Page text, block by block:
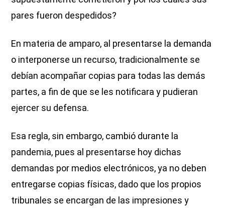
pares fueron despedidos?
En materia de amparo, al presentarse la demanda
o interponerse un recurso, tradicionalmente se
debían acompañar copias para todas las demás
partes, a fin de que se les notificara y pudieran
ejercer su defensa.
Esa regla, sin embargo, cambió durante la
pandemia, pues al presentarse hoy dichas
demandas por medios electrónicos, ya no deben
entregarse copias físicas, dado que los propios
tribunales se encargan de las impresiones y